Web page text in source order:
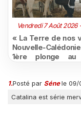
Vendredi 7 Août 2026
« La Terre de nos
Nouvelle-
1ère plonge
1.Posté par Sénele 09/
Catalina est série